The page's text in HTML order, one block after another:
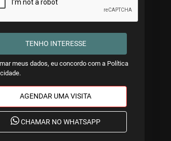
TENHO INTERESSE
meus dados, eu concordo com a Política
.
AGENDAR UMA VISITA
CHAMAR NO WHATSAPP